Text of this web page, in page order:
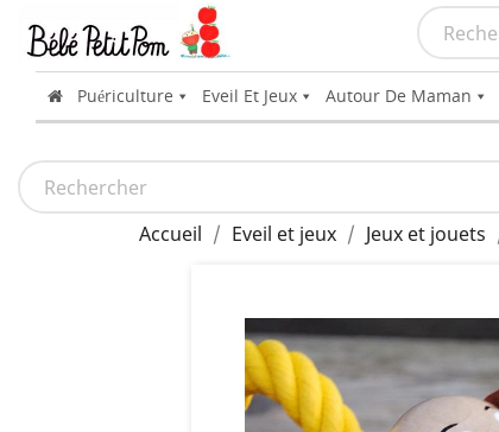
Puériculture Eveil Et Jeux Autour De Maman
Accueil Eveil et jeux Jeux et jouets